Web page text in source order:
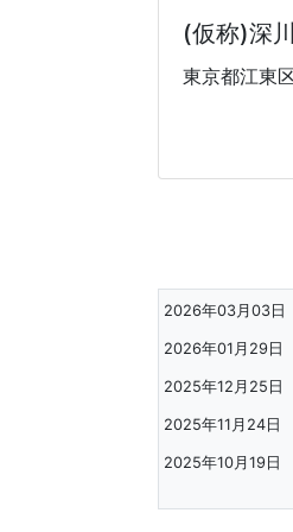
(仮称)深
東京都江東
2026年03月03日
2026年01月29日
2025年12月25日
2025年11月24日
2025年10月19日